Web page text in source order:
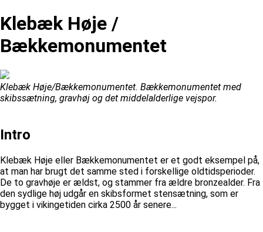
Klebæk Høje /
Bækkemonumentet
Klebæk Høje/Bækkemonumentet. Bækkemonumentet med
skibssætning, gravhøj og det middelalderlige vejspor.
Intro
Klebæk Høje eller Bækkemonumentet er et godt eksempel på,
at man har brugt det samme sted i forskellige oldtidsperioder.
De to gravhøje er ældst, og stammer fra ældre bronzealder. Fra
den sydlige høj udgår en skibsformet stensætning, som er
bygget i vikingetiden cirka 2500 år senere...